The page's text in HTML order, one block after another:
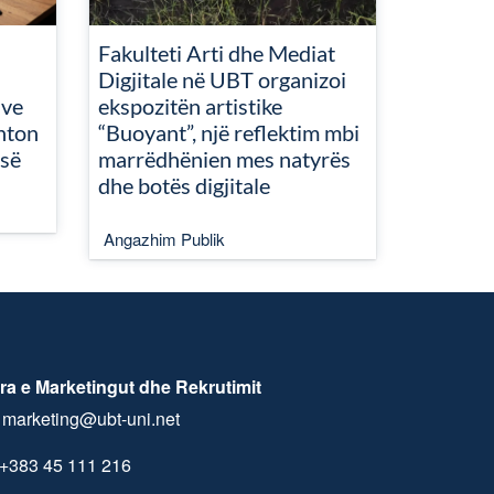
Fakulteti Arti dhe Mediat
Digjitale në UBT organizoi
ekspozitën artistike
“Buoyant”, një reflektim mbi
marrëdhënien mes natyrës
dhe botës digjitale
Angazhim Publik
e Marketingut dhe Rekrutimit
marketing@ubt-uni.net
+383 45 111 216